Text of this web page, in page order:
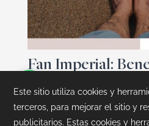
Fan Imperial:
Descuentos en
Únete a Fan Imperial.